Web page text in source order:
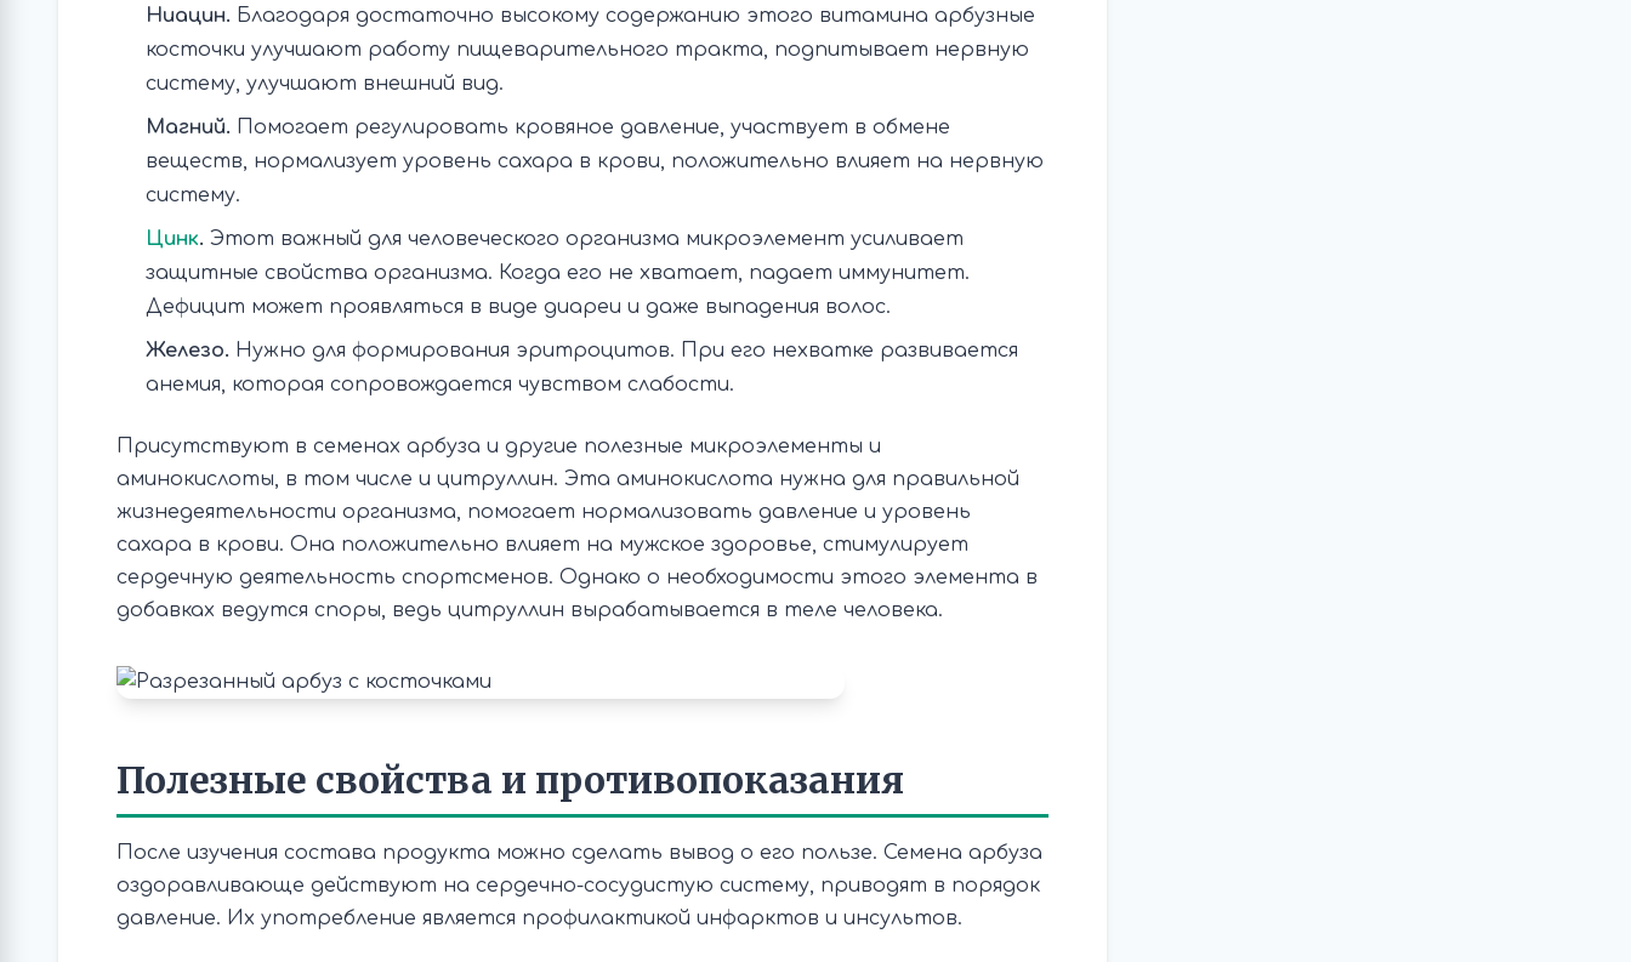
Ниацин. Благодаря достаточно высокому содержанию этого витамина арбузные
косточки улучшают работу пищеварительного тракта, подпитывает нервную
систему, улучшают внешний вид.
Магний. Помогает регулировать кровяное давление, участвует в обмене
веществ, нормализует уровень сахара в крови, положительно влияет на нервную
систему.
Цинк. Этот важный для человеческого организма микроэлемент усиливает
защитные свойства организма. Когда его не хватает, падает иммунитет.
Дефицит может проявляться в виде диареи и даже выпадения волос.
Железо. Нужно для формирования эритроцитов. При его нехватке развивается
анемия, которая сопровождается чувством слабости.
Присутствуют в семенах арбуза и другие полезные микроэлементы и
аминокислоты, в том числе и цитруллин. Эта аминокислота нужна для правильной
жизнедеятельности организма, помогает нормализовать давление и уровень
сахара в крови. Она положительно влияет на мужское здоровье, стимулирует
сердечную деятельность спортсменов. Однако о необходимости этого элемента в
добавках ведутся споры, ведь цитруллин вырабатывается в теле человека.
Полезные свойства и противопоказания
После изучения состава продукта можно сделать вывод о его пользе. Семена арбуза
оздоравливающе действуют на сердечно-сосудистую систему, приводят в порядок
давление. Их употребление является профилактикой инфарктов и инсультов.